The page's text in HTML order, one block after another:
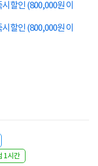
할인 (800,000원 이
할인 (800,000원 이
1시간